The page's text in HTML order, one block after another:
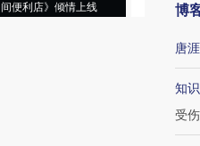
间便利店》倾情上线
博
唐涯
知
受伤